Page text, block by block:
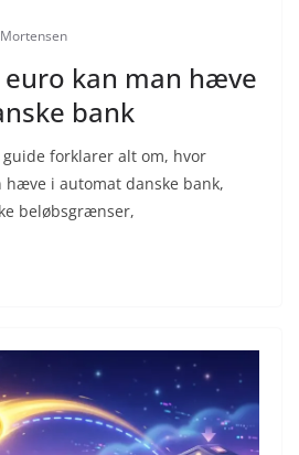
euro kan man hæve
bank
forklarer alt om, hvor
hæve i automat danske bank,
beløbsgrænser,